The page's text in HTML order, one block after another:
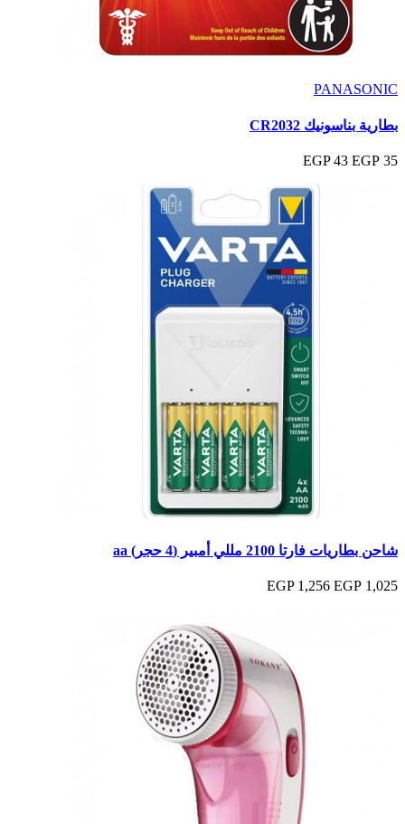
PANASONIC
بطارية بناسونيك CR2032
35 EGP
43 EGP
شاحن بطاريات فارتا 2100 مللي أمبير (4 حجر) aa
1,025 EGP
1,256 EGP